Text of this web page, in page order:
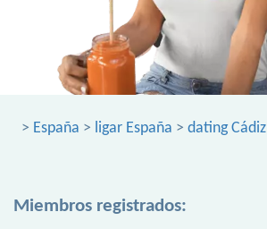
> España > ligar España > dating Cádiz
Miembros registrados: